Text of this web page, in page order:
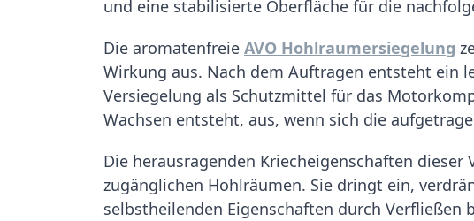
und eine stabilisierte Oberfläche für die
Die aromatenfreie AVO Hohlraumersiegelung
Wirkung aus. Nach dem Auftragen entsteht ein
Versiegelung als Schutzmittel für das
Wachsen entsteht, aus, wenn sich die
Die herausragenden Kriecheigenschaften
zugänglichen Hohlräumen. Sie dringt ein,
selbstheilenden Eigenschaften durch Verfließen